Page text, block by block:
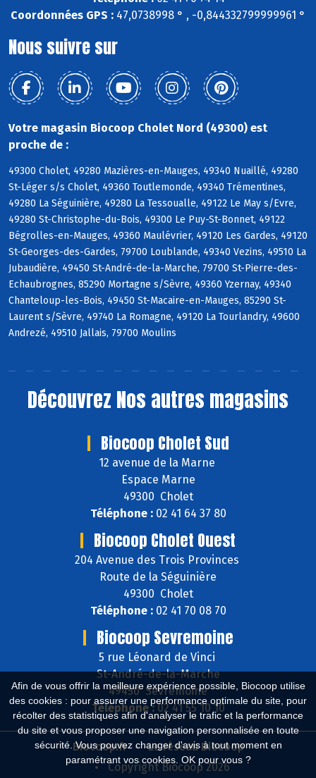
Afin de vous offrir la meilleure expérience possible, Biocoop utilise
des cookies : pour assurer une performance optimale du site, pour
récolter des statistiques afin d'analyser le trafic et la performance
du site et vous proposer une navigation personnalisée en toute
sécurité. Vous pouvez changer d'avis à tout moment en
paramétrant vos cookies. OK pour vous ?
Coordonnées GPS : 47,0738998 ° , -0,844332799999961 °
Nous suivre sur
Votre magasin Biocoop Cholet Nord (49300) est
proche de :
49300 Cholet, 49280 Mazières-en-Mauges, 49340 Nuaillé, 49280
St-Léger s/s Cholet, 49360 Toutlemonde, 49340 Trémentines,
49280 La Séguinière, 49280 La Tessoualle, 49122 Le May s/Evre,
49280 St-Christophe-du-Bois, 49300 Le Puy-St-Bonnet, 49122
Bégrolles-en-Mauges, 49360 Maulévrier, 49120 Les Gardes, 49120
St-Georges-des-Gardes, 79700 Loublande, 49340 Vezins, 49510 La
Jubaudière, 49450 St-André-de-la-Marche, 79700 St-Pierre-des-
Echaubrognes, 85290 Mortagne s/Sèvre, 49360 Yzernay, 49340
Chanteloup-les-Bois, 49450 St-Macaire-en-Mauges, 85290 St-
Laurent s/Sèvre, 49740 La Romagne, 49120 La Tourlandry, 49600
Andrezé, 49510 Jallais, 79700 Moulins
Découvrez Nos autres magasins
Biocoop Cholet Sud
12 avenue de la Marne
Espace Marne
49300 Cholet
Téléphone :02 41 64 37 80
Biocoop Cholet Ouest
204 Avenue des Trois Provinces
Route de la Séguinière
49300 Cholet
Téléphone :02 41 70 08 70
Biocoop Sevremoine
5 rue Léonard de Vinci
St-André-de-la-Marche
49450 Sèvremoine
Téléphone :02 41 55 10 10
Biocoop.fr
Le réseau Biocoop
Copyright Biocoop 2026